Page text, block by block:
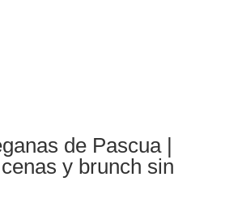
de Pascua |
y brunch sin